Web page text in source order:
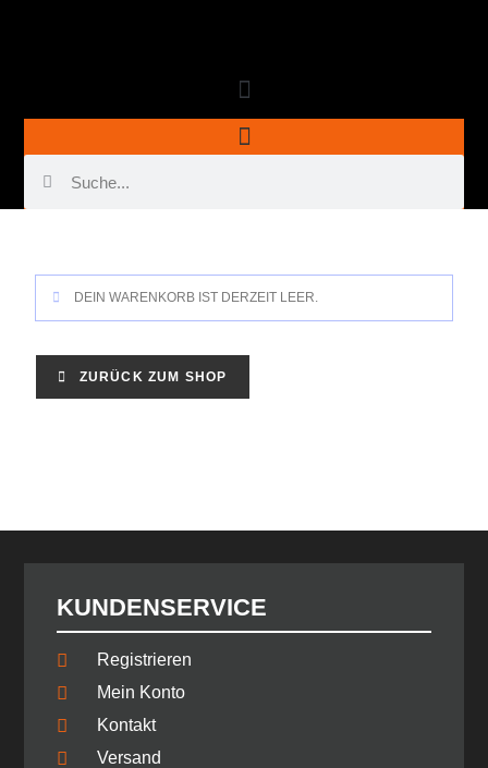
DEIN WARENKORB IST DERZEIT LEER.
ZURÜCK ZUM SHOP
KUNDENSERVICE
Registrieren
Mein Konto
Kontakt
Versand